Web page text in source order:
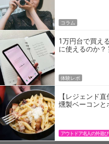
コラム
1万円台で買え
に使えるのか？
体験レポ
【レジェンド
燻製ベーコンと
アウトドア名人の外遊